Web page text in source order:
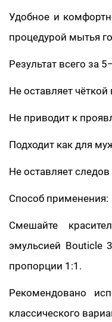
Удобное и
процедурой мытья
Результат всего за
Не оставляет
Не приводит к
Подходит как для
Не оставляет
Способ применения:
Смешайте
эмульсией Bouticle
пропорции 1:1.
Рекомендовано
классического